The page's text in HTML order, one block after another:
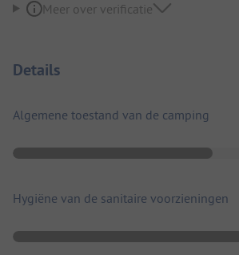
Meer over verificatie
Details
Algemene toestand van de camping
Hygiëne van de sanitaire voorzieningen